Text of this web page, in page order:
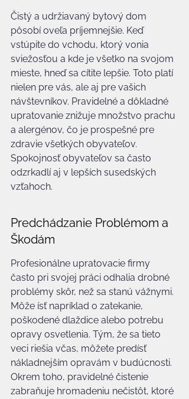
Čistý a udržiavaný bytový dom
pôsobí oveľa príjemnejšie. Keď
vstúpite do vchodu, ktorý vonia
sviežosťou a kde je všetko na svojom
mieste, hneď sa cítite lepšie. Toto platí
nielen pre vás, ale aj pre vašich
návštevníkov. Pravidelné a dôkladné
upratovanie znižuje množstvo prachu
a alergénov, čo je prospešné pre
zdravie všetkých obyvateľov.
Spokojnosť obyvateľov sa často
odzrkadlí aj v lepších susedských
vzťahoch.
Predchádzanie Problémom a
Škodám
Profesionálne upratovacie firmy
často pri svojej práci odhalia drobné
problémy skôr, než sa stanú vážnymi.
Môže ísť napríklad o zatekanie,
poškodené dlaždice alebo potrebu
opravy osvetlenia. Tým, že sa tieto
veci riešia včas, môžete predísť
nákladnejším opravám v budúcnosti.
Okrem toho, pravidelné čistenie
zabraňuje hromadeniu nečistôt, ktoré